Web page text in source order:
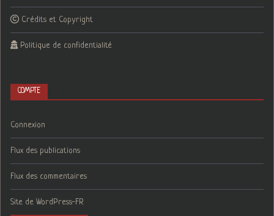
Crédits et Copyright
Politique de confidentialité
COMPTE
Connexion
Flux des publications
Flux des commentaires
Site de WordPress-FR